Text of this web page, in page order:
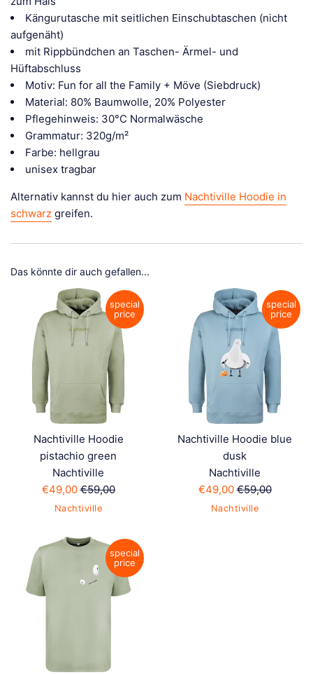
Kängurutasche mit seitlichen Einschubtaschen (nicht
aufgenäht)
mit Rippbündchen an Taschen- Ärmel- und
Hüftabschluss
Motiv: Fun for all the Family + Möve (Siebdruck)
Material: 80% Baumwolle, 20% Polyester
Pflegehinweis: 30°C Normalwäsche
Grammatur: 320g/m²
Farbe: hellgrau
unisex tragbar
Alternativ kannst du hier auch zum Nachtiville Hoodie in
schwarz greifen.
Das könnte dir auch gefallen...
Nachtiville Hoodie
pistachio green
Nachtiville
Sonderpreis
€49,00Normaler
Preis
€59,00
special
price
Nachtiville
Nachtiville Hoodie blue
dusk
Nachtiville
Sonderpreis
€49,00Normaler
Preis
€59,00
special
price
Nachtiville
special
price